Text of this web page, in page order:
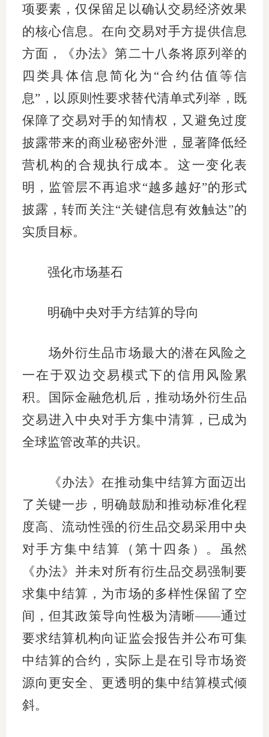
项要素，仅保留足以确认交易经济效果
的核心信息。在向交易对手方提供信息
方面，《办法》第二十八条将原列举的
四类具体信息简化为“合约估值等信
息”，以原则性要求替代清单式列举，既
保障了交易对手的知情权，又避免过度
披露带来的商业秘密外泄，显著降低经
营机构的合规执行成本。这一变化表
明，监管层不再追求“越多越好”的形式
披露，转而关注“关键信息有效触达”的
实质目标。
强化市场基石
明确中央对手方结算的导向
场外衍生品市场最大的潜在风险之
一在于双边交易模式下的信用风险累
积。国际金融危机后，推动场外衍生品
交易进入中央对手方集中清算，已成为
全球监管改革的共识。
《办法》在推动集中结算方面迈出
了关键一步，明确鼓励和推动标准化程
度高、流动性强的衍生品交易采用中央
对手方集中结算（第十四条）。虽然
《办法》并未对所有衍生品交易强制要
求集中结算，为市场的多样性保留了空
间，但其政策导向性极为清晰——通过
要求结算机构向证监会报告并公布可集
中结算的合约，实际上是在引导市场资
源向更安全、更透明的集中结算模式倾
斜。